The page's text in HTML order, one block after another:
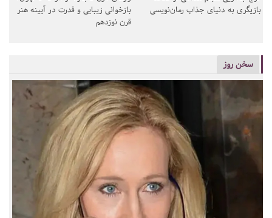
بازیگری به دنیای جذاب رمان‌نویسی
بازخوانی زیبایی و قدرت در آیینه هنر
قرن نوزدهم
سخن روز